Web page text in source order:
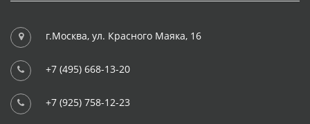
г.Москва, ул. Красного Маяка, 16
+7 (495) 668-13-20
+7 (925) 758-12-23